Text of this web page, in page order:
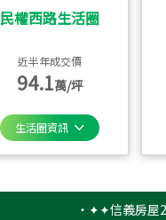
民權西路生活圈
近半年成交價
94.1萬/坪
生活圈資訊
✦✦信義房屋2026品